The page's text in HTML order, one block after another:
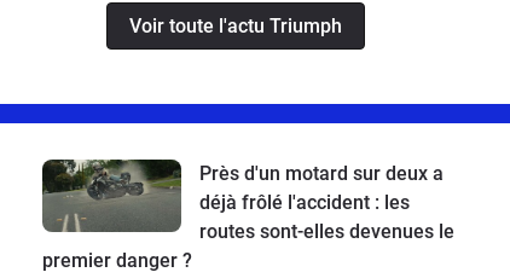
Voir toute l'actu Triumph
Près d'un motard sur deux a
déjà frôlé l'accident : les
routes sont-elles devenues le
premier danger ?